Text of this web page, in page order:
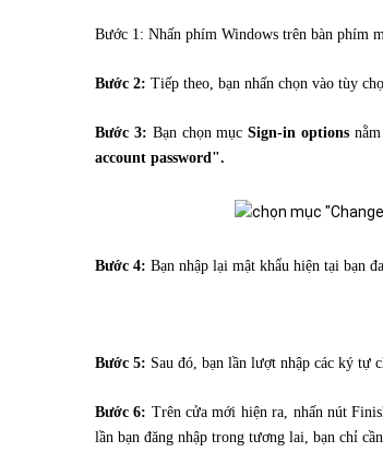
Bước 1: Nhấn phím Windows trên bàn phím
Bước 2: Tiếp theo, bạn nhấn chọn vào tùy chọ
Bước 3: Bạn chọn mụcSign-in options
account password".
Bước 4: Bạn nhập lại mật khẩu hiện tại bạn
Bước 5: Sau đó, bạn lần lượt nhập các ký tự
Bước 6: Trên cửa mới hiện ra, nhấn nút
lần bạn đăng nhập trong tương lai, bạn chỉ